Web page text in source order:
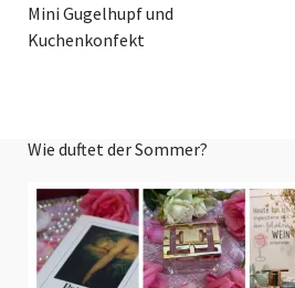
Mini Gugelhupf und
Kuchenkonfekt
Wie duftet der Sommer?